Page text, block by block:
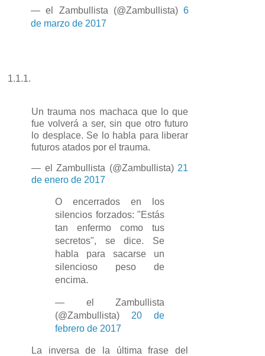
— el Zambullista (@Zambullista) 6
de marzo de 2017
1.1.1.
Un trauma nos machaca que lo que
fue volverá a ser, sin que otro futuro
lo desplace. Se lo habla para liberar
futuros atados por el trauma.
— el Zambullista (@Zambullista) 21
de enero de 2017
O encerrados en los
silencios forzados: "Estás
tan enfermo como tus
secretos", se dice. Se
habla para sacarse un
silencioso peso de
encima.
— el Zambullista
(@Zambullista) 20 de
febrero de 2017
La inversa de la última frase del